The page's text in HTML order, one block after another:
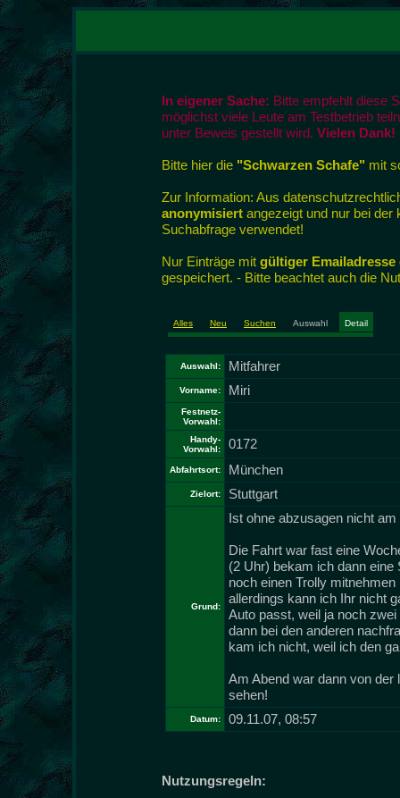
In eigener Sache: Bitte empfehlt diese
möglichst viele Leute am Testbetrieb
unter Beweis gestellt wird. Vielen Dank!
Bitte hier die "Schwarzen Schafe" mit
Zur Information: Aus
anonymisiert angezeigt und nur bei der
Suchabfrage verwendet!
Nur Einträge mit gültiger Emailadresse
gespeichert. - Bitte beachtet auch die
Alles Neu Suchen Auswahl Detail
Auswahl: Mitfahrer
Vorname: Miri
Festnetz-
Vorwahl:
Handy-
Vorwahl:
0172
Abfahrtsort: München
Zielort: Stuttgart
Grund:
Ist ohne abzusagen nicht
Die Fahrt war fast eine
(2 Uhr) bekam ich dann
noch einen Trolly
allerdings kann ich Ihr nicht
Auto passt, weil ja noch
dann bei den anderen
kam ich nicht, weil ich den
Am Abend war dann von der
sehen!
Datum: 09.11.07, 08:57
Nutzungsregeln: